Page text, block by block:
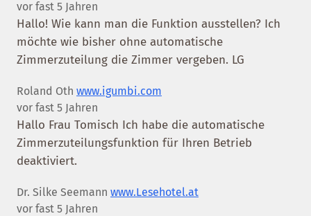
vor fast 5 Jahren
Hallo! Wie kann man die Funktion ausstellen? Ich
möchte wie bisher ohne automatische
Zimmerzuteilung die Zimmer vergeben. LG
Roland Oth www.igumbi.com
vor fast 5 Jahren
Hallo Frau Tomisch Ich habe die automatische
Zimmerzuteilungsfunktion für Ihren Betrieb
deaktiviert.
Dr. Silke Seemann www.Lesehotel.at
vor fast 5 Jahren